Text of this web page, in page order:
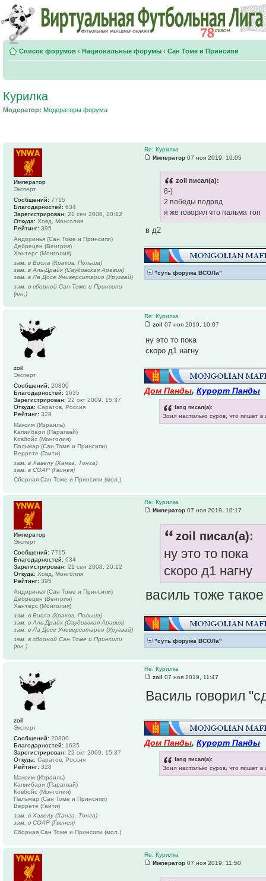
Список форумов ‹ Национальные форумы ‹ Сан Томе и Принсипи
Курилка
Модератор: Модераторы форума
Re: Курилка
Император 07 ноя 2019, 10:05
zoil писал(а):
8-)
2 победы подряд
я же говорил что пальма топ
в д2
"суть форума ВСОЛа"
Император
Эксперт
Сообщений: 7715
Благодарностей: 634
Зарегистрирован: 21 сен 2008, 20:12
Откуда: Ховд, Монголия
Рейтинг: 395
Андоринья (Сан Томе и Принсипи)
Дебрецен (Венгрия)
Хантерс (Монголия)
зам. в Висла (Краков, Польша)
зам. в Аль-Драйх (Саудовская Аравия)
зам. в Ла Досе Университарио (Уругвай)
зам. в сборной Сан Томе и Принсипи
(юн.)
Re: Курилка
zoil 07 ноя 2019, 10:07
ну это то пока
скоро д1 нагну
Дом Панды, Курорт Панды
fang писал(а):
Зоил настолько суров, что пишет
zoil
Эксперт
Сообщений: 20800
Благодарностей: 1635
Зарегистрирован: 22 окт 2009, 15:37
Откуда: Саратов, Россия
Рейтинг: 328
Максим (Израиль)
Капиибари (Парагвай)
Ковбойс (Монголия)
Пальмар (Сан Томе и Принсипи)
Веррете (Гаити)
зам. в Хавелу (Ханга, Тонга)
зам. в СОАР (Гвинея)
Сборная Сан Томе и Принсипи (мол.)
Re: Курилка
Император 07 ноя 2019, 10:17
zoil писал(а):
ну это то пока
скоро д1 нагну
василь тоже
"суть форума ВСОЛа"
Император
Эксперт
Сообщений: 7715
Благодарностей: 634
Зарегистрирован: 21 сен 2008, 20:12
Откуда: Ховд, Монголия
Рейтинг: 395
Андоринья (Сан Томе и Принсипи)
Дебрецен (Венгрия)
Хантерс (Монголия)
зам. в Висла (Краков, Польша)
зам. в Аль-Драйх (Саудовская Аравия)
зам. в Ла Досе Университарио (Уругвай)
зам. в сборной Сан Томе и Принсипи
(юн.)
Re: Курилка
zoil 07 ноя 2019, 11:47
Василь говорил
Дом Панды, Курорт Панды
fang писал(а):
Зоил настолько суров, что пишет
zoil
Эксперт
Сообщений: 20800
Благодарностей: 1635
Зарегистрирован: 22 окт 2009, 15:37
Откуда: Саратов, Россия
Рейтинг: 328
Максим (Израиль)
Капиибари (Парагвай)
Ковбойс (Монголия)
Пальмар (Сан Томе и Принсипи)
Веррете (Гаити)
зам. в Хавелу (Ханга, Тонга)
зам. в СОАР (Гвинея)
Сборная Сан Томе и Принсипи (мол.)
Re: Курилка
Император 07 ноя 2019, 11:50